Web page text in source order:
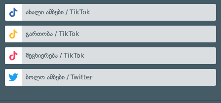
ახალი ამბები / TikTok
გართობა / TikTok
მეცნიერება / TikTok
ბოლო ამბები / Twitter